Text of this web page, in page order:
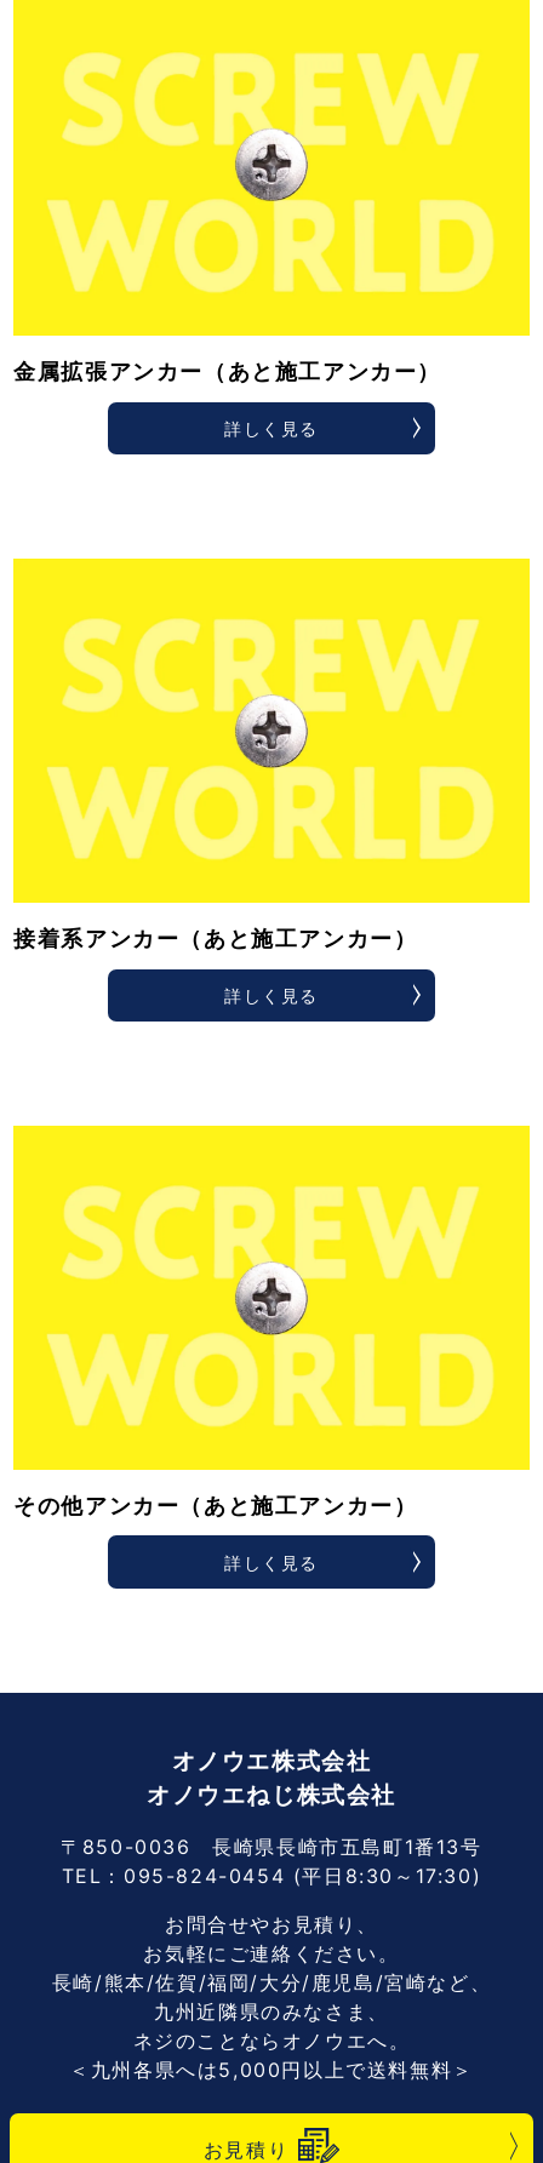
金属拡張アンカー（あと施工アンカー）
詳しく見る
接着系アンカー（あと施工アンカー）
詳しく見る
その他アンカー（あと施工アンカー）
詳しく見る
オノウエ株式会社
オノウエねじ株式会社
〒850-0036 長崎県長崎市五島町1番13号
TEL： 095-824-0454 (平日8:30～17:30)
お問合せやお見積り、
お気軽にご連絡ください。
長崎/熊本/佐賀/福岡/大分/鹿児島/宮崎など、
九州近隣県のみなさま、
ネジのことならオノウエへ。
＜九州各県へは5,000円以上で送料無料＞
お見積り